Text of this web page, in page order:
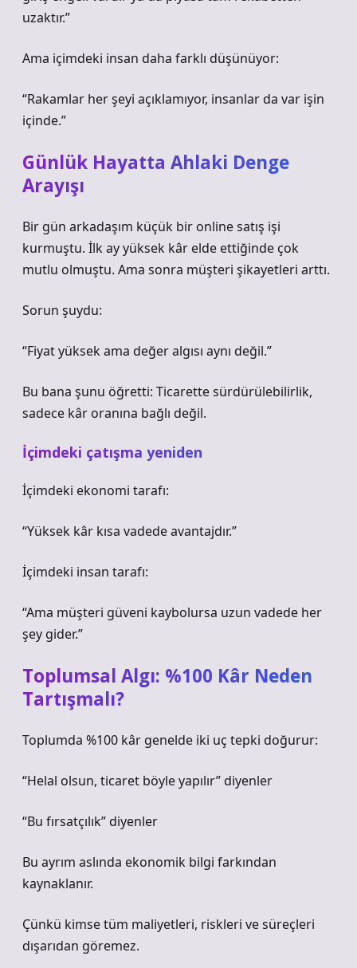
uzaktır.”
Ama içimdeki insan daha farklı düşünüyor:
“Rakamlar her şeyi açıklamıyor, insanlar da var işin
içinde.”
Günlük Hayatta Ahlaki Denge
Arayışı
Bir gün arkadaşım küçük bir online satış işi
kurmuştu. İlk ay yüksek kâr elde ettiğinde çok
mutlu olmuştu. Ama sonra müşteri şikayetleri arttı.
Sorun şuydu:
“Fiyat yüksek ama değer algısı aynı değil.”
Bu bana şunu öğretti: Ticarette sürdürülebilirlik,
sadece kâr oranına bağlı değil.
İçimdeki çatışma yeniden
İçimdeki ekonomi tarafı:
“Yüksek kâr kısa vadede avantajdır.”
İçimdeki insan tarafı:
“Ama müşteri güveni kaybolursa uzun vadede her
şey gider.”
Toplumsal Algı: %100 Kâr Neden
Tartışmalı?
Toplumda %100 kâr genelde iki uç tepki doğurur:
“Helal olsun, ticaret böyle yapılır” diyenler
“Bu fırsatçılık” diyenler
Bu ayrım aslında ekonomik bilgi farkından
kaynaklanır.
Çünkü kimse tüm maliyetleri, riskleri ve süreçleri
dışarıdan göremez.